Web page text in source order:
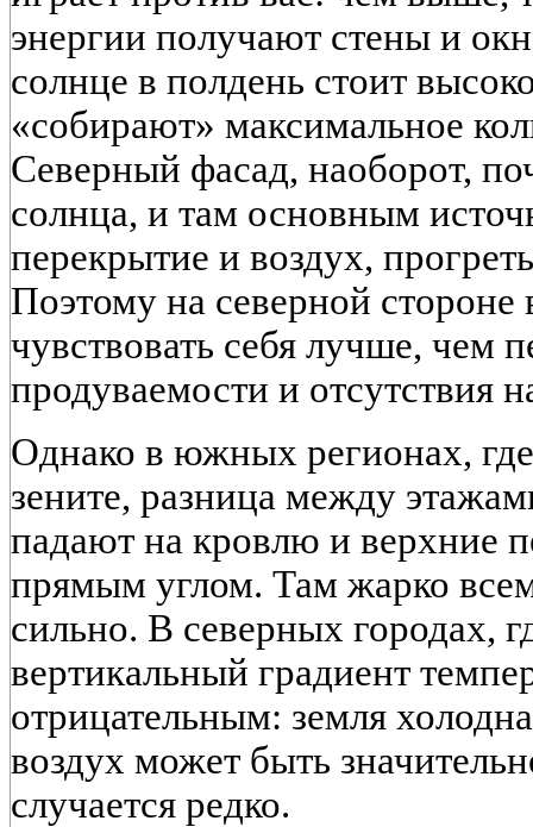
энергии получают стены и
солнце в полдень стоит
«собирают» максимальное
Северный фасад, наоборот,
солнца, и там основным
перекрытие и воздух,
Поэтому на северной стороне
чувствовать себя лучше, чем
продуваемости и отсутствия
Однако в южных регионах,
зените, разница между
падают на кровлю и верхние
прямым углом. Там жарко
сильно. В северных городах,
вертикальный градиент
отрицательным: земля
воздух может быть
случается редко.